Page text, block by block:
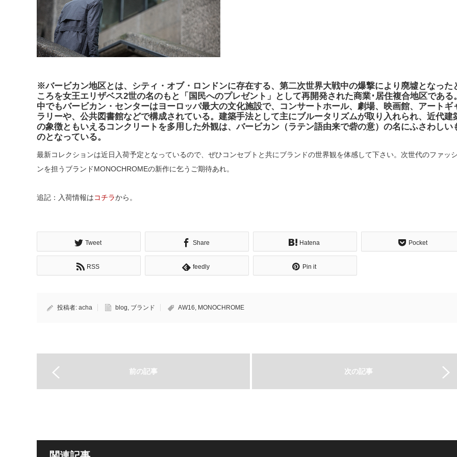
※バービカン地区とは、シティ・オブ・ロンドンに存在する、第二次世界大戦中の爆撃により廃墟となった
ころを女王エリザベス2世の名のもと「国民へのプレゼント」として再開発された商業･居住複合地区である。
中でもバービカン・センターはヨーロッパ最大の文化施設で、コンサートホール、劇場、映画館、アートギ
ラリーや、公共図書館などで構成されている。建築手法として主にブルータリズムが取り入れられ、近代建
の象徴ともいえるコンクリートを多用した外観は、バービカン（ラテン語由来で砦の意）の名にふさわしい
のとなっている。
最新コレクションは近日入荷予定となっているので、ぜひコンセプトと共にブランドの世界観を体感して下さい。次世代のファッ
ンを担うブランドMONOCHROMEの新作に乞うご期待あれ。
追記：入荷情報はコチラから。
Tweet Share Hatena Pocket
RSS feedly Pin it
投稿者: acha blog, ブランド AW16, MONOCHROME
前の記事 次の記事